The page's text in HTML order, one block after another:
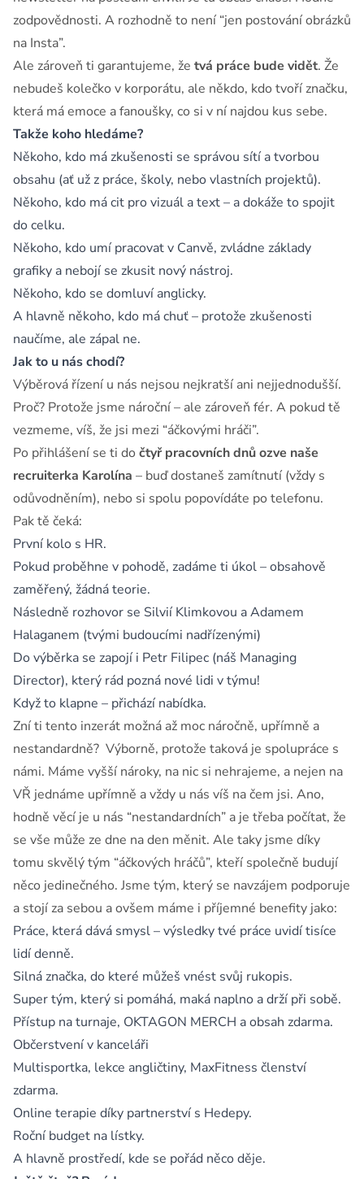
zodpovědnosti. A rozhodně to není “jen postování obrázků
na Insta”.
Ale zároveň ti garantujeme, že tvá práce bude vidět. Že
nebudeš kolečko v korporátu, ale někdo, kdo tvoří značku,
která má emoce a fanoušky, co si v ní najdou kus sebe.
Takže koho hledáme?
Někoho, kdo má zkušenosti se správou sítí a tvorbou
obsahu (ať už z práce, školy, nebo vlastních projektů).
Někoho, kdo má cit pro vizuál a text – a dokáže to spojit
do celku.
Někoho, kdo umí pracovat v Canvě, zvládne základy
grafiky a nebojí se zkusit nový nástroj.
Někoho, kdo se domluví anglicky.
A hlavně někoho, kdo má chuť – protože zkušenosti
naučíme, ale zápal ne.
Jak to u nás chodí?
Výběrová řízení u nás nejsou nejkratší ani nejjednodušší.
Proč? Protože jsme nároční – ale zároveň fér. A pokud tě
vezmeme, víš, že jsi mezi “áčkovými hráči”.
Po přihlášení se ti do čtyř pracovních dnů ozve naše
recruiterka Karolína – buď dostaneš zamítnutí (vždy s
odůvodněním), nebo si spolu popovídáte po telefonu.
Pak tě čeká:
První kolo s HR.
Pokud proběhne v pohodě, zadáme ti úkol – obsahově
zaměřený, žádná teorie.
Následně rozhovor se Silvií Klimkovou a Adamem
Halaganem (tvými budoucími nadřízenými)
Do výběrka se zapojí i Petr Filipec (náš Managing
Director), který rád pozná nové lidi v týmu!
Když to klapne – přichází nabídka.
Zní ti tento inzerát možná až moc náročně, upřímně a
nestandardně? Výborně, protože taková je spolupráce s
námi. Máme vyšší nároky, na nic si nehrajeme, a nejen na
VŘ jednáme upřímně a vždy u nás víš na čem jsi. Ano,
hodně věcí je u nás “nestandardních” a je třeba počítat, že
se vše může ze dne na den měnit. Ale taky jsme díky
tomu skvělý tým “áčkových hráčů”, kteří společně budují
něco jedinečného. Jsme tým, který se navzájem podporuje
a stojí za sebou a ovšem máme i příjemné benefity jako:
Práce, která dává smysl – výsledky tvé práce uvidí tisíce
lidí denně.
Silná značka, do které můžeš vnést svůj rukopis.
Super tým, který si pomáhá, maká naplno a drží při sobě.
Přístup na turnaje, OKTAGON MERCH a obsah zdarma.
Občerstvení v kanceláři
Multisportka, lekce angličtiny, MaxFitness členství
zdarma.
Online terapie díky partnerství s Hedepy.
Roční budget na lístky.
A hlavně prostředí, kde se pořád něco děje.